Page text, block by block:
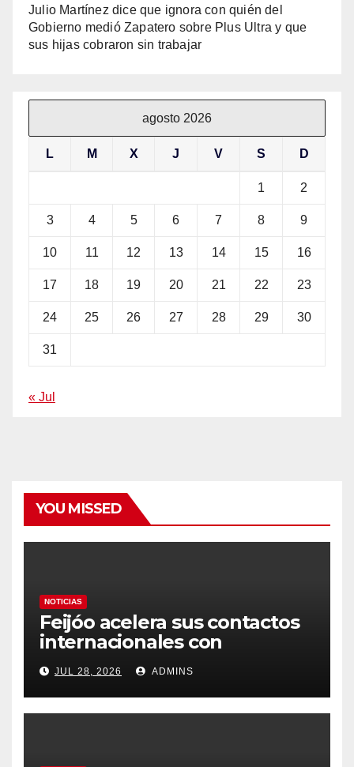
Julio Martínez dice que ignora con quién del
Gobierno medió Zapatero sobre Plus Ultra y que
sus hijas cobraron sin trabajar
agosto 2026
L M X J V S D
1 2
3 4 5 6 7 8 9
10 11 12 13 14 15 16
17 18 19 20 21 22 23
24 25 26 27 28 29 30
31
« Jul
YOU MISSED
NOTICIAS
Feijóo acelera sus contactos
internacionales con
Latinoamérica como socio
prioritario en su agenda de
gobierno
JUL 28, 2026 ADMINS